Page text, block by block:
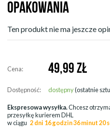
OPAKOWANIA
Ten produkt nie ma jeszcze
Cena: 49,99 ZŁ
Dostępność: dostępny(ostatnie
Ekspresowa wysyłka.Chcesz
przesyłkę kurierem DHL
w ciągu 2 dni 16 godzin 36 minut 20